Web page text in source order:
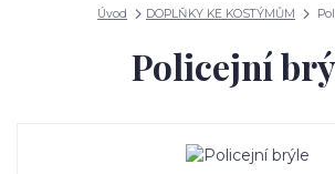
Úvod DOPLŇKY KE KOSTÝMŮM
Policejní